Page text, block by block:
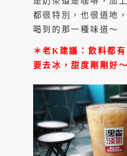
都很特別，也很道地
喝到的那一種味道～
＊老K建議：飲料都
要去冰，甜度剛剛好～